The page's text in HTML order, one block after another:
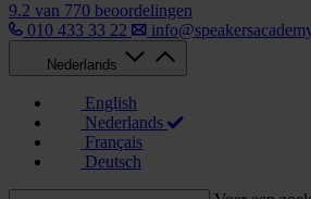
9.2 van 770 beoordelingen
010 433 33 22
Nederlands
English
Nederlands
Français
Deutsch